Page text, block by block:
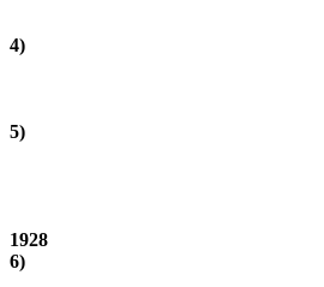
4)
5)
1928
6)